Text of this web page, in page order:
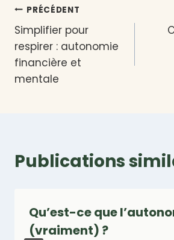
Navigation
de
l’article
PRÉCÉDENT
Simplifier pour
respirer : autonomie
financière et
mentale
Publications
Qu’est-ce que
(vraiment) ?